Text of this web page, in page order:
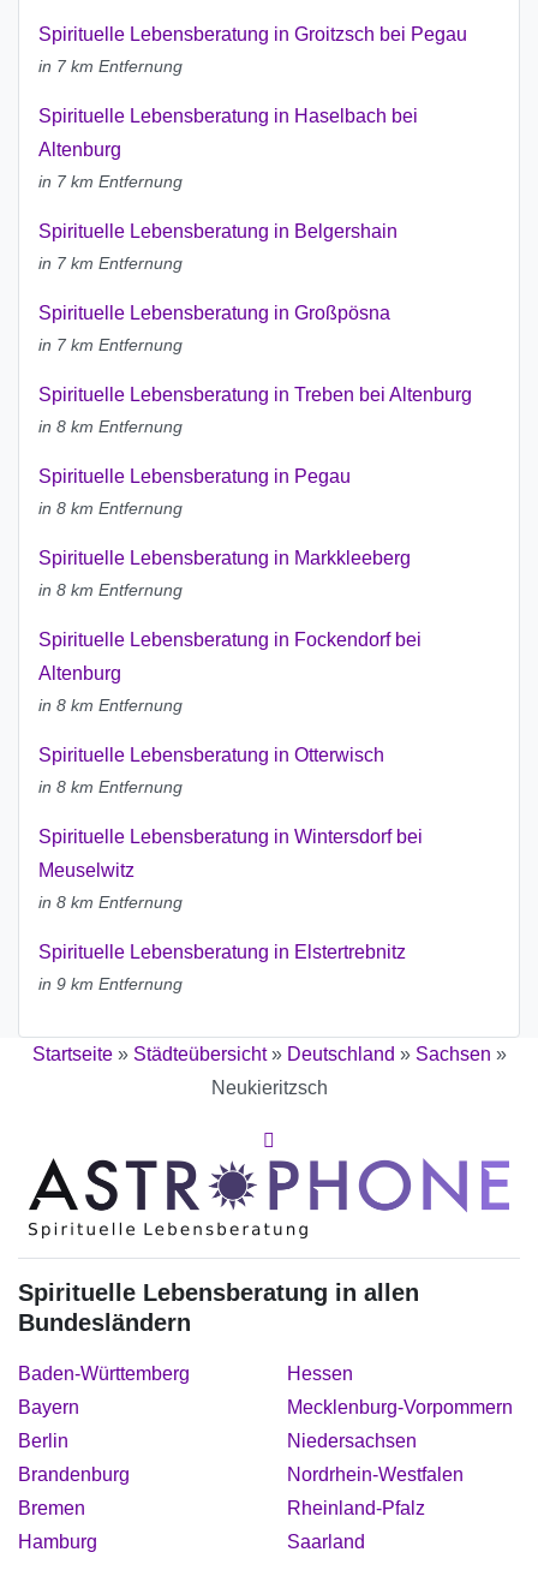
Spirituelle Lebensberatung in Groitzsch bei Pegau
in 7 km Entfernung
Spirituelle Lebensberatung in Haselbach bei
Altenburg
in 7 km Entfernung
Spirituelle Lebensberatung in Belgershain
in 7 km Entfernung
Spirituelle Lebensberatung in Großpösna
in 7 km Entfernung
Spirituelle Lebensberatung in Treben bei Altenburg
in 8 km Entfernung
Spirituelle Lebensberatung in Pegau
in 8 km Entfernung
Spirituelle Lebensberatung in Markkleeberg
in 8 km Entfernung
Spirituelle Lebensberatung in Fockendorf bei
Altenburg
in 8 km Entfernung
Spirituelle Lebensberatung in Otterwisch
in 8 km Entfernung
Spirituelle Lebensberatung in Wintersdorf bei
Meuselwitz
in 8 km Entfernung
Spirituelle Lebensberatung in Elstertrebnitz
in 9 km Entfernung
Startseite» Städteübersicht» Deutschland » Sachsen »
Neukieritzsch
Spirituelle Lebensberatung in allen
Bundesländern
Baden-Württemberg
Bayern
Berlin
Brandenburg
Bremen
Hamburg
Hessen
Mecklenburg-Vorpommern
Niedersachsen
Nordrhein-Westfalen
Rheinland-Pfalz
Saarland